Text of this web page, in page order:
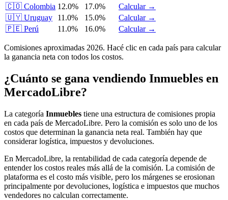
🇨🇴 Colombia 12.0% 17.0%
Calcular →
🇺🇾 Uruguay 11.0% 15.0%
Calcular →
🇵🇪 Perú 11.0% 16.0% Calcular →
Comisiones aproximadas 2026. Hacé clic en cada país para calcular
la ganancia neta con todos los costos.
¿Cuánto se gana vendiendo Inmuebles en
MercadoLibre?
La categoría Inmuebles tiene una estructura de comisiones propia
en cada país de MercadoLibre. Pero la comisión es solo uno de los
costos que determinan la ganancia neta real. También hay que
considerar logística, impuestos y devoluciones.
En MercadoLibre, la rentabilidad de cada categoría depende de
entender los costos reales más allá de la comisión. La comisión de
plataforma es el costo más visible, pero los márgenes se erosionan
principalmente por devoluciones, logística e impuestos que muchos
vendedores no calculan correctamente.